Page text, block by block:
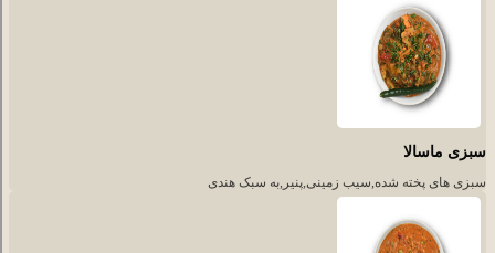
سبزی ماسالا
سبزی های پخته شده,سیب زمینی,پنیر,به سبک هندی